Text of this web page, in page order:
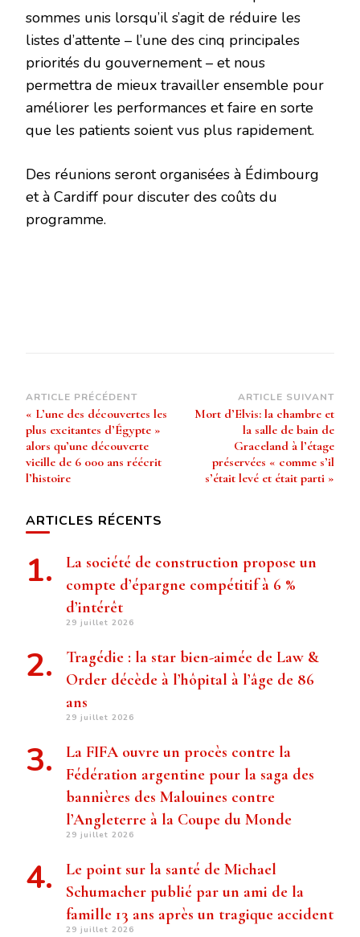
sommes unis lorsqu’il s’agit de réduire les
listes d’attente – l’une des cinq principales
priorités du gouvernement – et nous
permettra de mieux travailler ensemble pour
améliorer les performances et faire en sorte
que les patients soient vus plus rapidement.
Des réunions seront organisées à Édimbourg
et à Cardiff pour discuter des coûts du
programme.
Navigation
d’article
ARTICLE PRÉCÉDENT
« L’une des découvertes les
plus excitantes d’Égypte »
alors qu’une découverte
vieille de 6 000 ans réécrit
l’histoire
ARTICLE SUIVANT
Mort d’Elvis: la chambre et
la salle de bain de
Graceland à l’étage
préservées « comme s’il
s’était levé et était parti »
ARTICLES RÉCENTS
La société de construction propose un
compte d’épargne compétitif à 6 %
d’intérêt
29 juillet 2026
Tragédie : la star bien-aimée de Law &
Order décède à l’hôpital à l’âge de 86
ans
29 juillet 2026
La FIFA ouvre un procès contre la
Fédération argentine pour la saga des
bannières des Malouines contre
l’Angleterre à la Coupe du Monde
29 juillet 2026
Le point sur la santé de Michael
Schumacher publié par un ami de la
famille 13 ans après un tragique accident
29 juillet 2026